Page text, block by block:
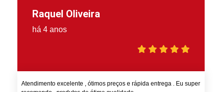
Raquel Oliveira
há 4 anos
Atendimento excelente , ótimos preços e rápida entrega . Eu super